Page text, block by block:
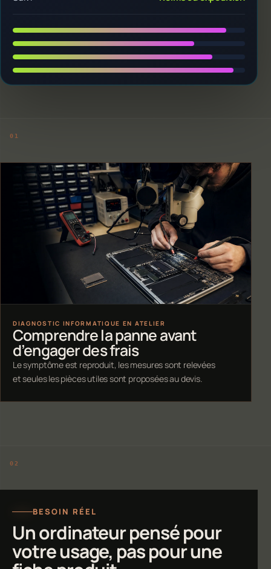
DIAGNOSTIC INFORMATIQUE EN ATELIER
Comprendre la panne avant
d’engager des frais
Le symptôme est reproduit, les mesures sont relevées
et seules les pièces utiles sont proposées au devis.
BESOIN RÉEL
Un ordinateur pensé pour
votre usage, pas pour une